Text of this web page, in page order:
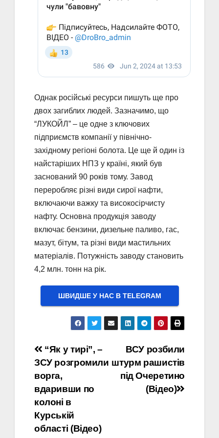
Однак російські ресурси пишуть ще про
двох загиблих людей. Зазначимо, що
“ЛУКОЙЛ” – це одне з ключових
підприємств компанії у північно-
західному регіоні болота. Це ще й один із
найстаріших НПЗ у країні, який був
заснований 90 років тому. Завод
переробляє різні види сирої нафти,
включаючи важку та високосірчисту
нафту. Основна продукція заводу
включає бензини, дизельне паливо, гас,
мазут, бітум, та різні види мастильних
матеріалів. Потужність заводу становить
4,2 млн. тонн на рік.
ШВИДШЕ У НАС В ТELEGRAM
Навігація
записів
ВСУ розбили
штурм рашистів
під Очеретино
(Відео)
“Як у тирі”, –
ЗСУ розгромили
ворга,
вдаривши по
колоні в
Курській
області (Відео)